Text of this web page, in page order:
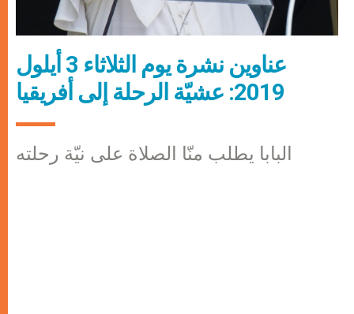
عناوين نشرة يوم الثلاثاء 3 أيلول
2019: عشيّة الرحلة إلى أفريقيا
البابا يطلب منّا الصلاة على نيّة رحلته